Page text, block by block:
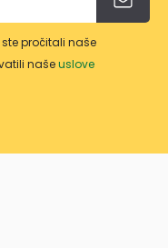
pročitali naše
našeuslove